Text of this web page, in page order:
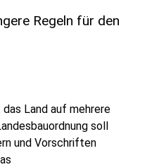
Regeln für den
Land auf mehrere
soll
und Vorschriften